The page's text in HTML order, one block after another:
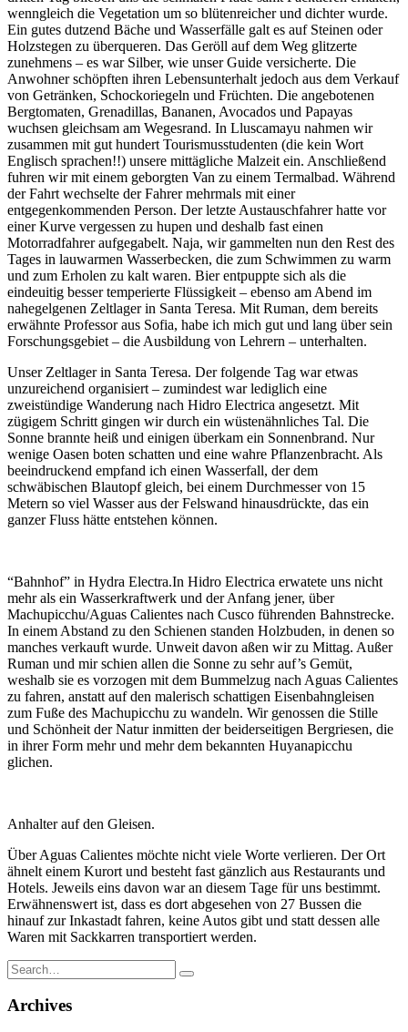
wenngleich die Vegetation um so blütenreicher und dichter wurde.
Ein gutes dutzend Bäche und Wasserfälle galt es auf Steinen oder
Holzstegen zu überqueren. Das Geröll auf dem Weg glitzerte
zunehmens – es war Silber, wie unser Guide versicherte. Die
Anwohner schöpften ihren Lebensunterhalt jedoch aus dem Verkauf
von Getränken, Schockoriegeln und Früchten. Die angebotenen
Bergtomaten, Grenadillas, Bananen, Avocados und Papayas
wuchsen gleichsam am Wegesrand. In Lluscamayu nahmen wir
zusammen mit gut hundert Tourismusstudenten (die kein Wort
Englisch sprachen!!) unsere mittägliche Malzeit ein. Anschließend
fuhren wir mit einem geborgten Van zu einem Termalbad. Während
der Fahrt wechselte der Fahrer mehrmals mit einer
entgegenkommenden Person. Der letzte Austauschfahrer hatte vor
einer Kurve vergessen zu hupen und deshalb fast einen
Motorradfahrer aufgegabelt. Naja, wir gammelten nun den Rest des
Tages in lauwarmen Wasserbecken, die zum Schwimmen zu warm
und zum Erholen zu kalt waren. Bier entpuppte sich als die
eindeuitig besser temperierte Flüssigkeit – ebenso am Abend im
nahegelgenen Zeltlager in Santa Teresa. Mit Ruman, dem bereits
erwähnte Professor aus Sofia, habe ich mich gut und lang über sein
Forschungsgebiet – die Ausbildung von Lehrern – unterhalten.
Unser Zeltlager in Santa Teresa. Der folgende Tag war etwas
unzureichend organisiert – zumindest war lediglich eine
zweistündige Wanderung nach Hidro Electrica angesetzt. Mit
zügigem Schritt gingen wir durch ein wüstenähnliches Tal. Die
Sonne brannte heiß und einigen überkam ein Sonnenbrand. Nur
wenige Oasen boten schatten und eine wahre Pflanzenbracht. Als
beeindruckend empfand ich einen Wasserfall, der dem
schwäbischen Blautopf gleich, bei einem Durchmesser von 15
Metern so viel Wasser aus der Felswand hinausdrückte, das ein
ganzer Fluss hätte entstehen können.
“Bahnhof” in Hydra Electra.In Hidro Electrica erwatete uns nicht
mehr als ein Wasserkraftwerk und der Anfang jener, über
Machupicchu/Aguas Calientes nach Cusco führenden Bahnstrecke.
In einem Abstand zu den Schienen standen Holzbuden, in denen so
manches verkauft wurde. Unweit davon aßen wir zu Mittag. Außer
Ruman und mir schien allen die Sonne zu sehr auf’s Gemüt,
weshalb sie es vorzogen mit dem Bummelzug nach Aguas Calientes
zu fahren, anstatt auf den malerisch schattigen Eisenbahngleisen
zum Fuße des Machupicchu zu wandeln. Wir genossen die Stille
und Schönheit der Natur inmitten der beiderseitigen Bergriesen, die
in ihrer Form mehr und mehr dem bekannten Huyanapicchu
glichen.
Anhalter auf den Gleisen.
Über Aguas Calientes möchte nicht viele Worte verlieren. Der Ort
ähnelt einem Kurort und besteht fast gänzlich aus Restaurants und
Hotels. Jeweils eins davon war an diesem Tage für uns bestimmt.
Erwähnenswert ist, dass es dort abgesehen von 27 Bussen die
hinauf zur Inkastadt fahren, keine Autos gibt und statt dessen alle
Waren mit Sackkarren transportiert werden.
Search
for:
Archives